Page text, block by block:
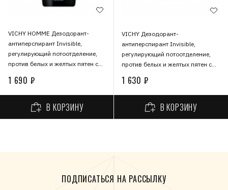
VICHY HOMME Дезодорант-
антиперспирант Invisible,
регулирующий потоотделение,
против белых и желтых пятен с
1 690 ₽
В КОРЗИНУ
VICHY Дезодорант-
антиперспирант Invisible,
регулирующий потоотделение,
против белых и желтых пятен с
1 630 ₽
В КОРЗИНУ
ПОДПИСАТЬСЯ НА РАССЫЛКУ